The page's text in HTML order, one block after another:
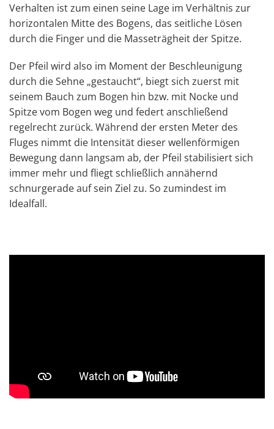
Verhalten ist zum einen seine Lage im Verhältnis zur
horizontalen Mitte des Bogens, das seitliche Lösen
durch die Finger und die Masseträgheit der Spitze.
Der Pfeil wird also im Moment der Beschleunigung
durch die Sehne „gestaucht“, biegt sich zuerst mit
seinem Bauch zum Bogen hin bzw. mit Nocke und
Spitze vom Bogen weg und federt anschließend
regelrecht zurück. Während der ersten Meter des
Fluges nimmt die Intensität dieser wellenförmigen
Bewegung dann langsam ab, der Pfeil stabilisiert sich
immer mehr und fliegt schließlich annähernd
schnurgerade auf sein Ziel zu. So zumindest im
Idealfall.